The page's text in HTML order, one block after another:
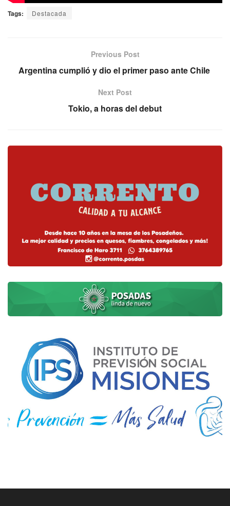
Tags: Destacada
Previous Post
Argentina cumplió y dio el primer paso ante Chile
Next Post
Tokio, a horas del debut